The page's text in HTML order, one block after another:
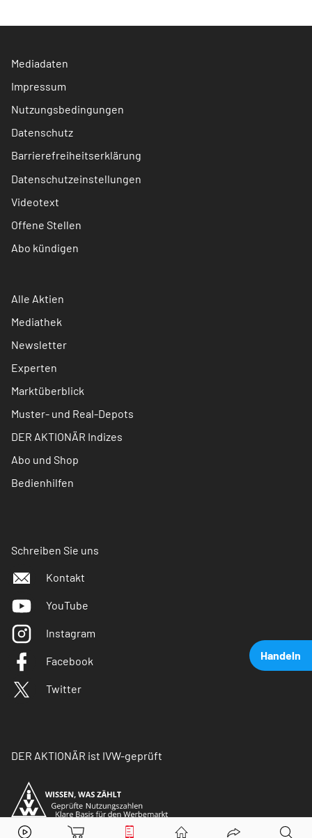
Handeln
Merck Aktie jetzt handeln?
Mediadaten
Impressum
Nutzungsbedingungen
Datenschutz
Barrierefreiheitserklärung
Datenschutzeinstellungen
Videotext
Offene Stellen
Abo kündigen
Alle Aktien
Mediathek
Newsletter
Experten
Marktüberblick
Muster- und Real-Depots
DER AKTIONÄR Indizes
Abo und Shop
Bedienhilfen
Schreiben Sie uns
Kontakt
YouTube
Instagram
Facebook
Twitter
DER AKTIONÄR ist IVW-geprüft